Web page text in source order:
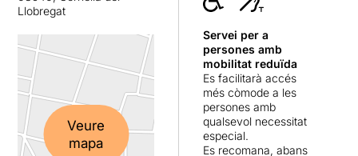
per la oportunitat de gaudir
amb unes interpretacions de
primera. Un muntatge que
parla de moltes coses,
algunes potser aparentment
banals, però que en el fons
fa un relat molt particular de
la soledat i la desesperança.
Tal com diu el protagonista:
Llobregat
Veure
mapa
Servei per a
persones amb
mobilitat reduïda
Es facilitarà accés
més còmode a les
persones amb
qualsevol necessitat
especial.
Es recomana, abans